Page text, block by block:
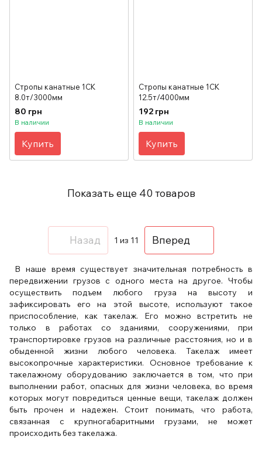
Стропы канатные 1СК
8.0т/3000мм
80 грн
В наличии
Купить
Стропы канатные 1СК
12.5т/4000мм
192 грн
В наличии
Купить
Показать еще 40 товаров
Назад 1 из 11 Вперед
В наше время существует значительная потребность в
передвижении грузов с одного места на другое. Чтобы
осуществить подъем любого груза на высоту и
зафиксировать его на этой высоте, используют такое
приспособление, как такелаж. Его можно встретить не
только в работах со зданиями, сооружениями, при
транспортировке грузов на различные расстояния, но и в
обыденной жизни любого человека. Такелаж имеет
высокопрочные характеристики. Основное требование к
такелажному оборудованию заключается в том, что при
выполнении работ, опасных для жизни человека, во время
которых могут повредиться ценные вещи, такелаж должен
быть прочен и надежен. Стоит понимать, что работа,
связанная с крупногабаритными грузами, не может
происходить без такелажа.